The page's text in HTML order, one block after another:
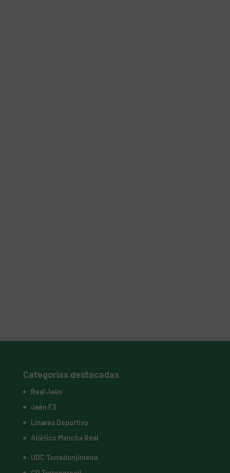
Categorías destacadas
Real Jaén
Jaén FS
Linares Deportivo
Atlético Mancha Real
UDC Torredonjimeno